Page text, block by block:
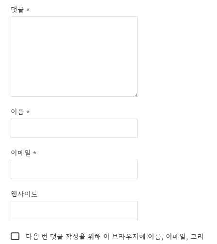
댓글 *
이름 *
이메일 *
웹사이트
다음 번 댓글 작성을 위해 이 브라우저에 이름, 이메일, 그리